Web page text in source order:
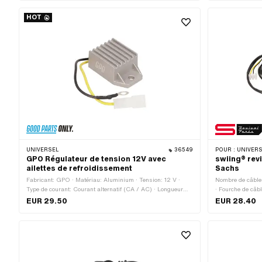
HOT
UNIVERSEL 36549
GPO Régulateur de tension 12V avec
ailettes de refroidissement
Fabricant: GPO · Matériau: Aluminium · Tension: 12 V ·
Type de courant: Courant alternatif (CA / AC) · Longueur
totale: 58 mm · Largeur: 36 mm · Hauteur: 23 mm · Ø trou
EUR 29.50
POUR :
swiing®
Sachs
Nombre de
· Fourche de
inclus: Non ·
EUR 28.40